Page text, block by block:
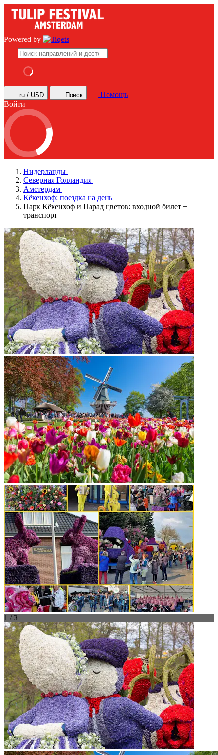
Powered by
ru / USD Поиск
Помощь
Войти
Нидерланды
Северная Голландия
Амстердам
Кёкенхоф: поездка на день
Парк Кёкенхоф и Парад цветов: входной билет +
транспорт
1 / 3